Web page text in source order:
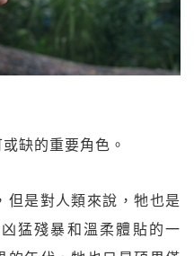
缺的重要角色。
但是對人類來說，牠也是
猛殘暴和溫柔體貼的一